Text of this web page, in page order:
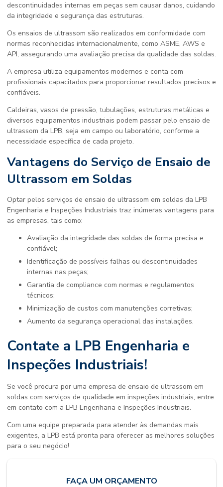
descontinuidades internas em peças sem causar danos, cuidando
da integridade e segurança das estruturas.
Os ensaios de ultrassom são realizados em conformidade com
normas reconhecidas internacionalmente, como ASME, AWS e
API, assegurando uma avaliação precisa da qualidade das soldas.
A empresa utiliza equipamentos modernos e conta com
profissionais capacitados para proporcionar resultados precisos e
confiáveis.
Caldeiras, vasos de pressão, tubulações, estruturas metálicas e
diversos equipamentos industriais podem passar pelo ensaio de
ultrassom da LPB, seja em campo ou laboratório, conforme a
necessidade específica de cada projeto.
Vantagens do Serviço de Ensaio de
Ultrassom em Soldas
Optar pelos serviços de ensaio de ultrassom em soldas da LPB
Engenharia e Inspeções Industriais traz inúmeras vantagens para
as empresas, tais como:
Avaliação da integridade das soldas de forma precisa e
confiável;
Identificação de possíveis falhas ou descontinuidades
internas nas peças;
Garantia de compliance com normas e regulamentos
técnicos;
Minimização de custos com manutenções corretivas;
Aumento da segurança operacional das instalações.
Contate a LPB Engenharia e
Inspeções Industriais!
Se você procura por uma empresa de ensaio de ultrassom em
soldas com serviços de qualidade em inspeções industriais, entre
em contato com a LPB Engenharia e Inspeções Industriais.
Com uma equipe preparada para atender às demandas mais
exigentes, a LPB está pronta para oferecer as melhores soluções
para o seu negócio!
FAÇA UM ORÇAMENTO